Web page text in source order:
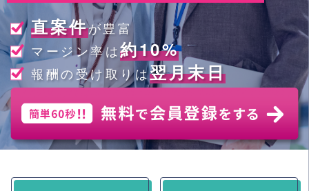
直案件が豊富
マージン率は約10%
報酬の受け取りは翌月末日